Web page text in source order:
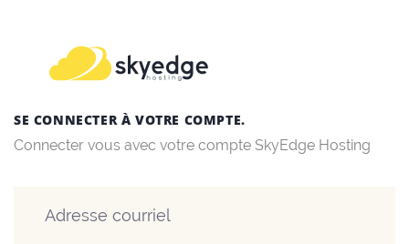
SE CONNECTER À VOTRE COMPTE.
Connecter vous avec votre compte SkyEdge Hosting